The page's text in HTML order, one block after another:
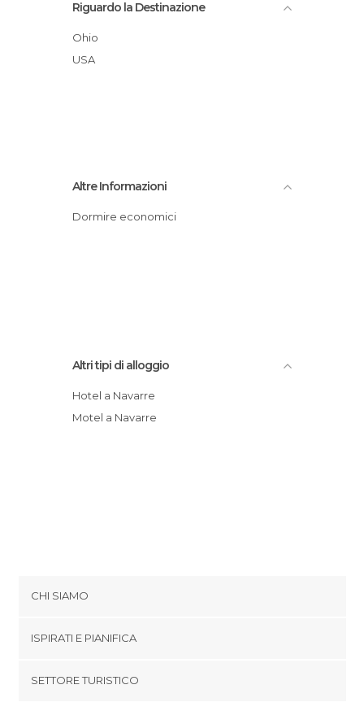
Riguardo la Destinazione
Ohio
USA
Altre Informazioni
Dormire economici
Altri tipi di alloggio
Hotel a Navarre
Motel a Navarre
CHI SIAMO
Termini e Condizioni
ISPIRATI E PIANIFICA
SETTORE TURISTICO